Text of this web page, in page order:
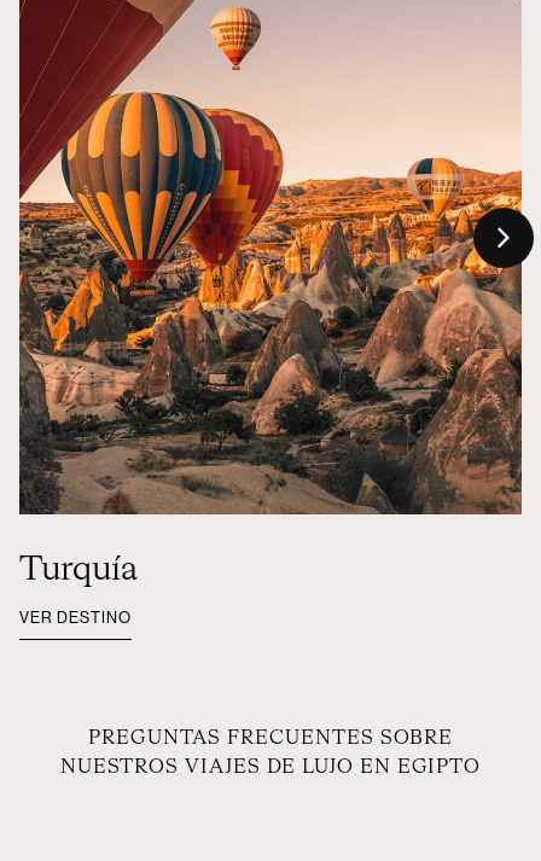
Turquía
VER DESTINO
PREGUNTAS FRECUENTES SOBRE
NUESTROS VIAJES DE LUJO EN EGIPTO